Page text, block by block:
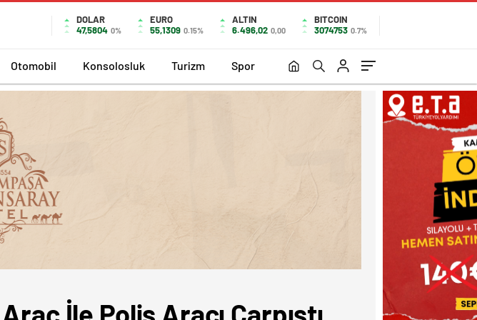
DOLAR
47,5804 0%
EURO
55,1309 0.15%
ALTIN
6.496,02 0,00
BITCOIN
3074753 0.7%
Otomobil Konsolosluk Turizm Spor